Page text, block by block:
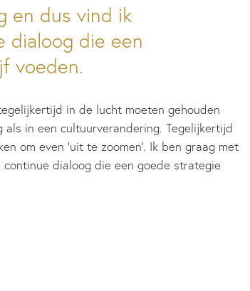
en dus vind ik
dialoog die een
voeden.
in de lucht moeten gehouden
in een cultuurverandering. Tegelijkertijd
om even ‘uit te zoomen’. Ik ben graag met
dialoog die een goede strategie